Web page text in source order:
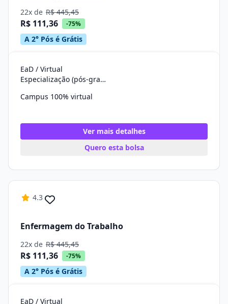
22x de R$ 445,45
R$ 111,36 -75%
A 2° Pós é Grátis
EaD / Virtual
Especialização (pós-graduação)
Campus 100% virtual
Ver mais detalhes
Quero esta bolsa
4.3
Enfermagem do Trabalho
22x de R$ 445,45
R$ 111,36 -75%
A 2° Pós é Grátis
EaD / Virtual